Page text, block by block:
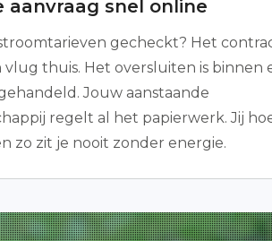
aanvraag snel online
gecheckt? Het
vlug thuis. Het oversluiten is binnen
Jouw aanstaande
regelt al het papierwerk. Jij
zo zit je nooit zonder energie.